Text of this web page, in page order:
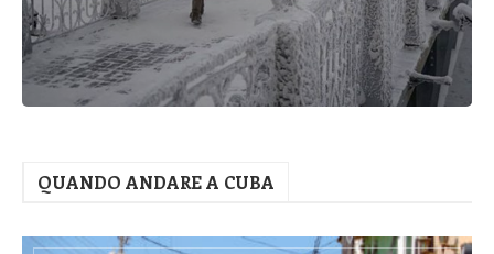
QUANDO ANDARE A CUBA